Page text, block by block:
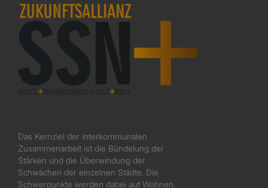
Das Kernziel der interkommunalen
Zusammenarbeit ist die Bündelung der
Stärken und die Überwindung der
Schwächen der einzelnen Städte. Die
Schwerpunkte werden dabei auf Wohnen,